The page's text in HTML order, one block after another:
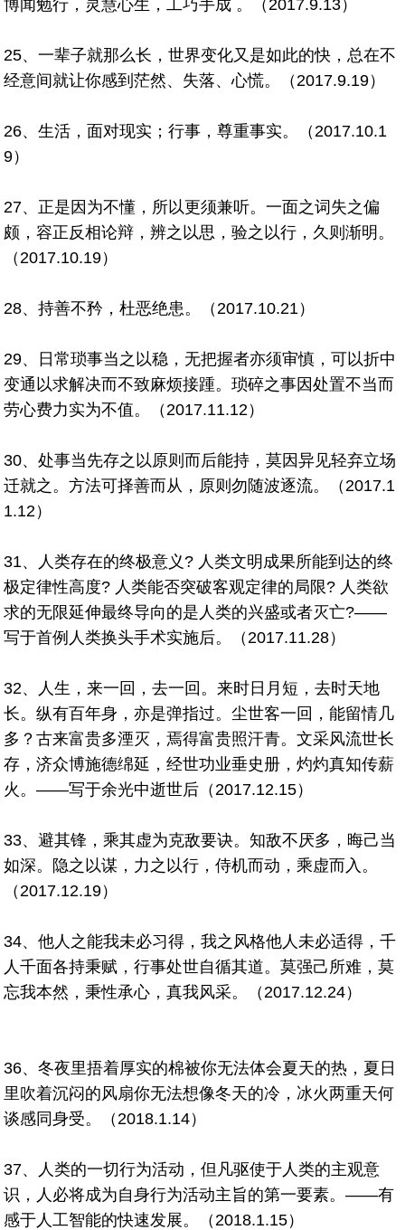
博闻勉行，灵慧心生，工巧手成 。（2017.9.13）
25、一辈子就那么长，世界变化又是如此的快，总在不
经意间就让你感到茫然、失落、心慌。（2017.9.19）
26、生活，面对现实；行事，尊重事实。（2017.10.1
9）
27、正是因为不懂，所以更须兼听。一面之词失之偏
颇，容正反相论辩，辨之以思，验之以行，久则渐明。
（2017.10.19）
28、持善不矜，杜恶绝患。（2017.10.21）
29、日常琐事当之以稳，无把握者亦须审慎，可以折中
变通以求解决而不致麻烦接踵。琐碎之事因处置不当而
劳心费力实为不值。（2017.11.12）
30、处事当先存之以原则而后能持，莫因异见轻弃立场
迁就之。方法可择善而从，原则勿随波逐流。（2017.1
1.12）
31、人类存在的终极意义? 人类文明成果所能到达的终
极定律性高度? 人类能否突破客观定律的局限? 人类欲
求的无限延伸最终导向的是人类的兴盛或者灭亡?——
写于首例人类换头手术实施后。（2017.11.28）
32、人生，来一回，去一回。来时日月短，去时天地
长。纵有百年身，亦是弹指过。尘世客一回，能留情几
多？古来富贵多湮灭，焉得富贵照汗青。文采风流世长
存，济众博施德绵延，经世功业垂史册，灼灼真知传薪
火。——写于余光中逝世后（2017.12.15）
33、避其锋，乘其虚为克敌要诀。知敌不厌多，晦己当
如深。隐之以谋，力之以行，侍机而动，乘虚而入。
（2017.12.19）
34、他人之能我未必习得，我之风格他人未必适得，千
人千面各持秉赋，行事处世自循其道。莫强己所难，莫
忘我本然，秉性承心，真我风采。（2017.12.24）
36、冬夜里捂着厚实的棉被你无法体会夏天的热，夏日
里吹着沉闷的风扇你无法想像冬天的冷，冰火两重天何
谈感同身受。（2018.1.14）
37、人类的一切行为活动，但凡驱使于人类的主观意
识，人必将成为自身行为活动主旨的第一要素。——有
感于人工智能的快速发展。（2018.1.15）